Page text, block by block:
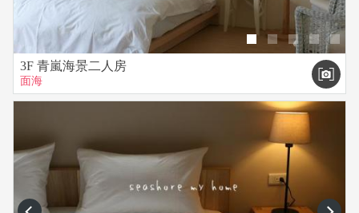
3F 青嵐海景二人房
面海
prev next